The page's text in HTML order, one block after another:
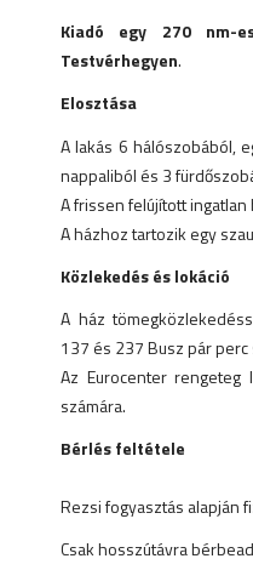
Kiadó egy 270 nm-
Testvérhegyen.
Elosztása
A lakás 6 hálószobából,
nappaliból és 3
A frissen felújított
A házhoz tartozik egy
Közlekedés és lokáció
A ház
137 és 237 Busz pár
Az Eurocenter
számára.
Bérlés feltétele
Rezsi fogyasztás alapján
Csak hosszútávra